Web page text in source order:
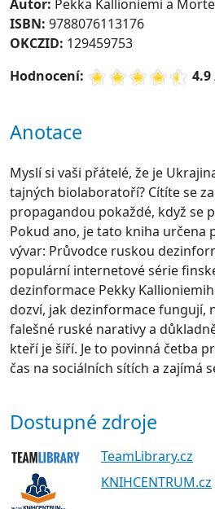
Autor: Pekka Kallioniemi a
ISBN: 9788076113176
OKCZID: 129459753
Hodnocení:
4.9
Anotace
Myslí si vaši přátelé, že je
tajných biolaboratoří? Cítíte se
propagandou pokaždé, když se
Pokud ano, je tato kniha určena
vývar: Průvodce ruskou
populární internetové série
dezinformace Pekky
dozví, jak dezinformace fungují,
falešné ruské narativy a
kteří je šíří. Je to povinná četba
čas na sociálních sítích a zajímá
Dostupné zdroje
TeamLibrary.cz
KNIHCENTRUM.cz